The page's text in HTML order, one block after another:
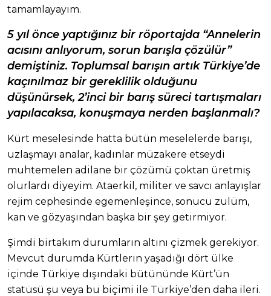
tamamlayayım.
5 yıl önce yaptığınız bir röportajda “Annelerin
acısını anlıyorum, sorun barışla çözülür”
demiştiniz. Toplumsal barışın artık Türkiye’de
kaçınılmaz bir gereklilik olduğunu
düşünürsek, 2’inci bir barış süreci tartışmaları
yapılacaksa, konuşmaya nerden başlanmalı?
Kürt meselesinde hatta bütün meselelerde barışı,
uzlaşmayı analar, kadınlar müzakere etseydi
muhtemelen adilane bir çözümü çoktan üretmiş
olurlardı diyeyim. Ataerkil, militer ve savcı anlayışlar
rejim cephesinde egemenleşince, sonucu zulüm,
kan ve gözyaşından başka bir şey getirmiyor.
Şimdi birtakım durumların altını çizmek gerekiyor.
Mevcut durumda Kürtlerin yaşadığı dört ülke
içinde Türkiye dışındaki bütününde Kürt’ün
statüsü şu veya bu biçimi ile Türkiye’den daha ileri.